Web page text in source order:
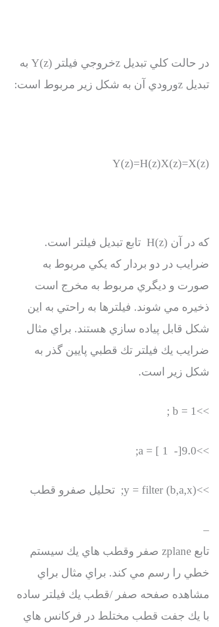
در حالت كلي تبديل zخروجي فيلتر Y(z) به
تبديل zورودي آن به شكل زير مربوط است:
Y(z)=H(z)X(z)=X(z)
كه در آن H(z) تابع تبديل فيلتر است.
ضرايب در دو بردار كه يكي مربوط به
صورت و ديگري مربوط به مخرج است
ذخيره مي شوند. فيلترها به راحتي به اين
شكل قابل پياده سازي هستند. براي مثال
ضرايب يك فيلتر تك قطبي پايين گذر به
شكل زير است.
>>b = 1 ;
>>a = [ 1 -]9.0;
>>y = filter (b,a,x); تحليل صفرو قطب
–
تابع zplane صفر وقطب هاي يك سيستم
خطي را رسم مي كند. براي مثال براي
مشاهده صفحه صفر /قطب يك فيلتر ساده
با يك جفت قطب مختلط در فركانس هاي